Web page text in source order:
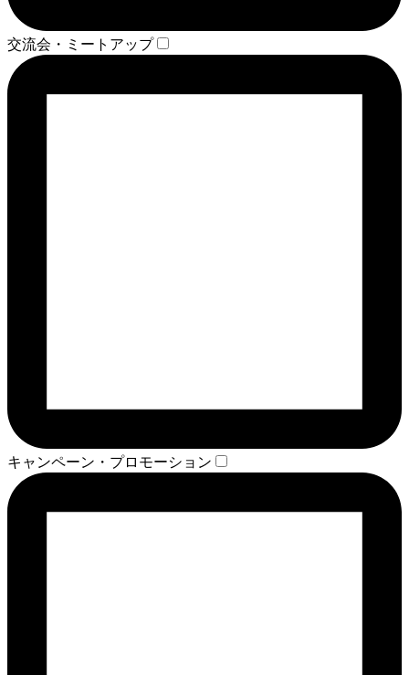
交流会・ミートアップ
キャンペーン・プロモーション